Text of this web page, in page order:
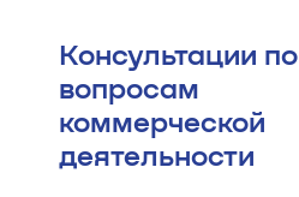
Консультации по
вопросам
коммерческой
деятельности